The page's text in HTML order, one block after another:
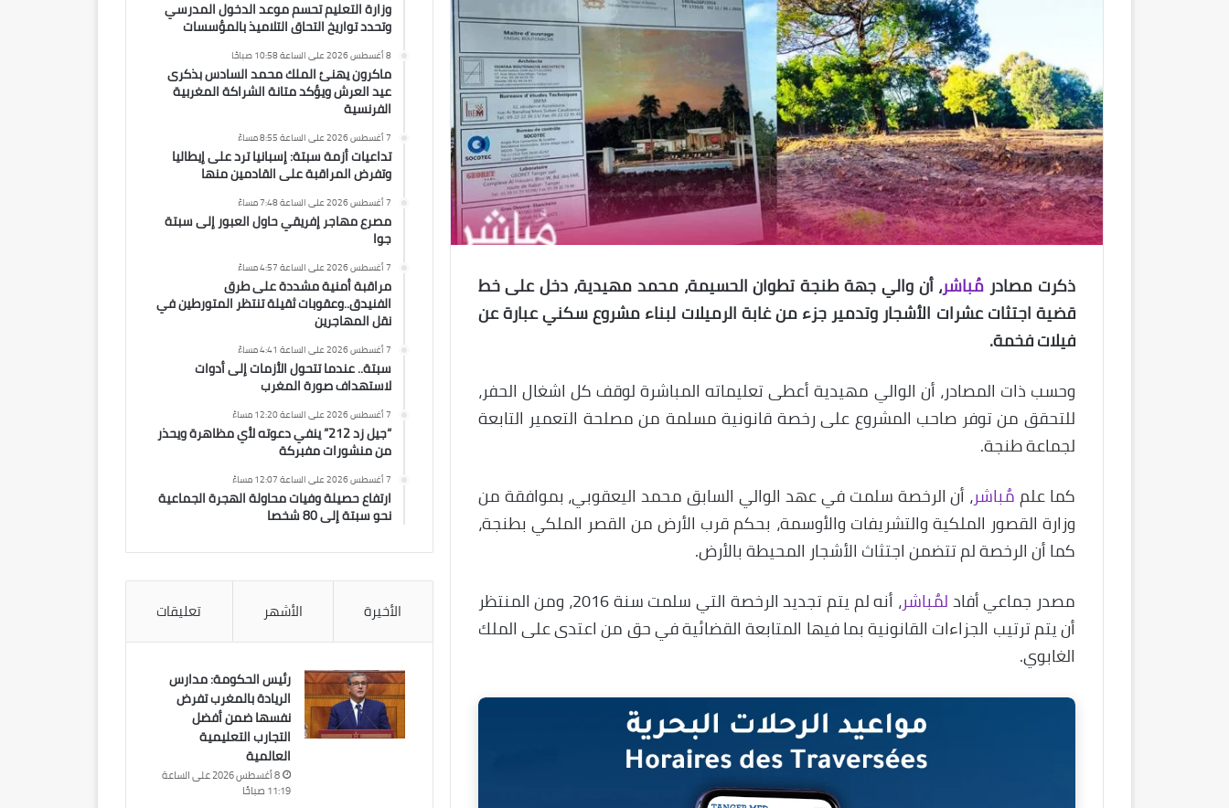
ذكرت مصادرمُباشر، أن والي جهة طنجة تطوان الحسيمة، محمد مهيدية، دخل على خط
قضية اجتثات عشرات الأشجار وتدمير جزء من غابة الرميلات لبناء مشروع سكني عبارة عن
فيلات فخمة‎.
وحسب ذات المصادر، أن الوالي مهيدية أعطى تعليماته المباشرة لوقف كل اشغال الحفر،
للتحقق من توفر صاحب المشروع على رخصة قانونية مسلمة من مصلحة التعمير التابعة
لجماعة طنجة.
كما علممٌباشر، أن الرخصة سلمت في عهد الوالي السابق محمد اليعقوبي، بموافقة من
وزارة القصور الملكية والتشريفات والأوسمة، بحكم قرب الأرض من القصر الملكي بطنجة،
كما أن الرخصة لم تتضمن اجتثاث الأشجار المحيطة بالأرض.
مصدر جماعي أفادلمٌباشر
، أنه لم يتم تجديد الرخصة التي سلمت سنة 2016، ومن المنتظر
أن يتم ترتيب الجزاءات القانونية بما فيها المتابعة القضائية في حق من اعتدى على الملك
الغابوي.
وزارة التعليم تحسم موعد الدخول المدرسي
وتحدد تواريخ التحاق التلاميذ بالمؤسسات
8 أغسطس 2026 على الساعة 10:58 صباحًا
ماكرون يهنئ الملك محمد السادس بذكرى
عيد العرش ويؤكد متانة الشراكة المغربية
الفرنسية
7 أغسطس 2026 على الساعة 8:55 مساءً
تداعيات أزمة سبتة: إسبانيا ترد على إيطاليا
وتفرض المراقبة على القادمين منها
7 أغسطس 2026 على الساعة 7:48 مساءً
مصرع مهاجر إفريقي حاول العبور إلى سبتة
جوا
7 أغسطس 2026 على الساعة 4:57 مساءً
مراقبة أمنية مشددة على طرق
الفنيدق..وعقوبات ثقيلة تنتظر المتورطين في
نقل المهاجرين
7 أغسطس 2026 على الساعة 4:41 مساءً
سبتة.. عندما تتحول الأزمات إلى أدوات
لاستهداف صورة المغرب
7 أغسطس 2026 على الساعة 12:20 مساءً
“جيل زد 212” ينفي دعوته لأي مظاهرة ويحذر
من منشورات مفبركة
7 أغسطس 2026 على الساعة 12:07 مساءً
ارتفاع حصيلة وفيات محاولة الهجرة الجماعية
نحو سبتة إلى 80 شخصا
الأخيرة الأشهر تعليقات
رئيس الحكومة: مدارس
الريادة بالمغرب تفرض
نفسها ضمن أفضل
التجارب التعليمية
العالمية
8 أغسطس 2026 على الساعة
11:19 صباحًا